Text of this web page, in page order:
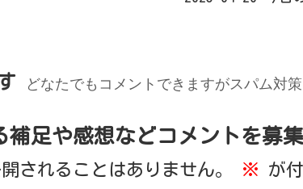
どなたでもコメントできますがスパム対
補足や感想などコメントを募
されることはありません。 ※ が